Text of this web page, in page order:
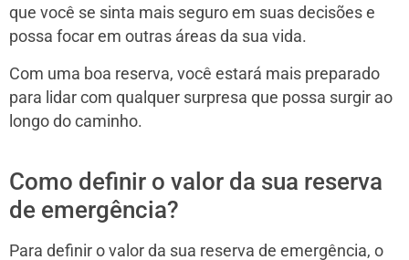
que você se sinta mais seguro em suas decisões e
possa focar em outras áreas da sua vida.
Com uma boa reserva, você estará mais preparado
para lidar com qualquer surpresa que possa surgir ao
longo do caminho.
Como definir o valor da sua reserva
de emergência?
Para definir o valor da sua reserva de emergência, o